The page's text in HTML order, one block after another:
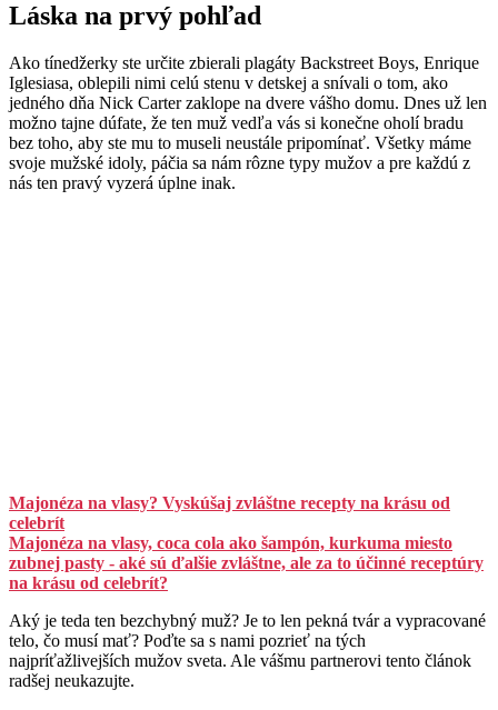
Láska na prvý pohľad
Ako tínedžerky ste určite zbierali plagáty Backstreet Boys, Enrique
Iglesiasa, oblepili nimi celú stenu v detskej a snívali o tom, ako
jedného dňa Nick Carter zaklope na dvere vášho domu. Dnes už len
možno tajne dúfate, že ten muž vedľa vás si konečne oholí bradu
bez toho, aby ste mu to museli neustále pripomínať. Všetky máme
svoje mužské idoly, páčia sa nám rôzne typy mužov a pre každú z
nás ten pravý vyzerá úplne inak.
Majonéza na vlasy? Vyskúšaj zvláštne recepty na krásu od
celebrít
Majonéza na vlasy, coca cola ako šampón, kurkuma miesto
zubnej pasty - aké sú ďalšie zvláštne, ale za to účinné receptúry
na krásu od celebrít?
Aký je teda ten bezchybný muž? Je to len pekná tvár a vypracované
telo, čo musí mať? Poďte sa s nami pozrieť na tých
najpríťažlivejších mužov sveta. Ale vášmu partnerovi tento článok
radšej neukazujte.